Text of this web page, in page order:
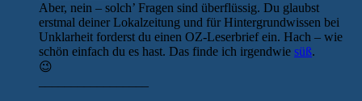
Aber, nein – solch’ Fragen sind überflüssig. Du glaubst
erstmal deiner Lokalzeitung und für Hintergrundwissen bei
Unklarheit forderst du einen OZ-Leserbrief ein. Hach – wie
schön einfach du es hast. Das finde ich irgendwie süß.
😉